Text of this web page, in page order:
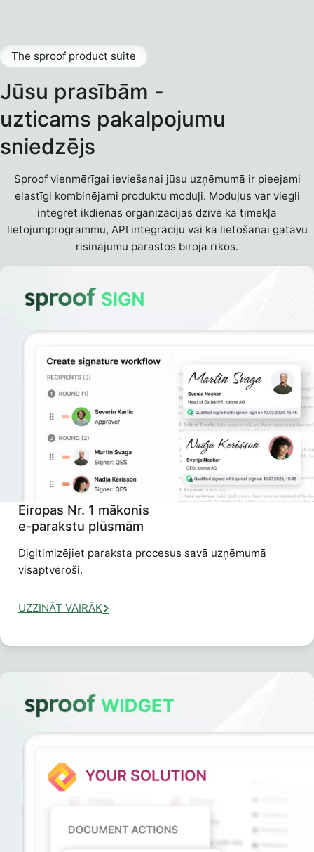
Jūsu prasībām -
uzticams pakalpojumu
sniedzējs
The sproof product suite
Sproof vienmērīgai ieviešanai jūsu uzņēmumā ir pieejami
elastīgi kombinējami produktu moduļi. Moduļus var viegli
integrēt ikdienas organizācijas dzīvē kā tīmekļa
lietojumprogrammu, API integrāciju vai kā lietošanai gatavu
risinājumu parastos biroja rīkos.
Eiropas Nr. 1 mākonis
e-parakstu plūsmām
Digitimizējiet paraksta procesus savā uzņēmumā
visaptveroši.
UZZINĀT VAIRĀK